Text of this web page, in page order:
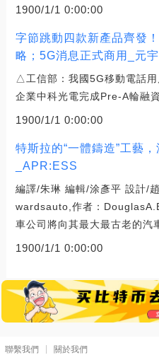
1900/1/1 0:00:00
字節跳動四款新產品齊發
略；5G消息正式商用_元
△工信部：我國5G移動電話
企業中科光電完成Pre-A輪融
1900/1/1 0:00:00
特斯拉的“一體鑄造”工藝
_APR:ESS
編譯/朱琳 編輯/涂彥平 設計/
wardsauto,作者：
車公司將向其最大最古老的汽
1900/1/1 0:00:00
聯繫我們 關於我們